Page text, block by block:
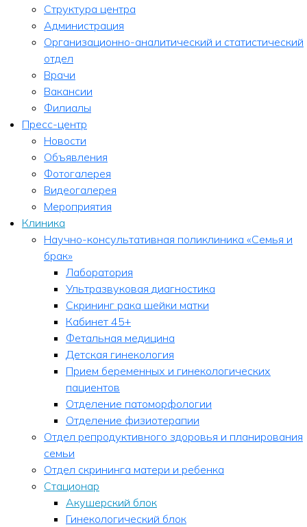
Структура центра
Администрация
Организационно-аналитический и статистический
отдел
Врачи
Вакансии
Филиалы
Пресс-центр
Новости
Объявления
Фотогалерея
Видеогалерея
Мероприятия
Клиника
Научно-консультативная поликлиника «Семья и
брак»
Лаборатория
Ультразвуковая диагностика
Скрининг рака шейки матки
Кабинет 45+
Фетальная медицина
Детская гинекология
Прием беременных и гинекологических
пациентов
Отделение патоморфологии
Отделение физиотерапии
Отдел репродуктивного здоровья и планирования
семьи
Отдел скрининга матери и ребенка
Стационар
Акушерский блок
Гинекологический блок